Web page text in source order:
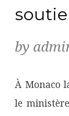
by
À Monaco
le